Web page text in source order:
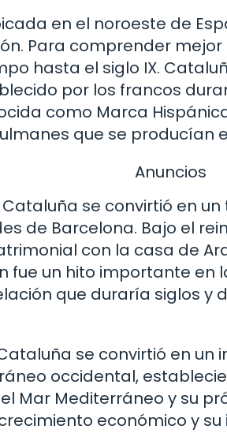
en el noroeste de
Para comprender
hasta el siglo IX.
por los francos
como Marca
que se producían
Anuncios
se convirtió en
de Barcelona. Bajo el
con la casa de
fue un hito importante
que duraría siglos y
se convirtió en
occidental,
Mar Mediterráneo y su
económico y